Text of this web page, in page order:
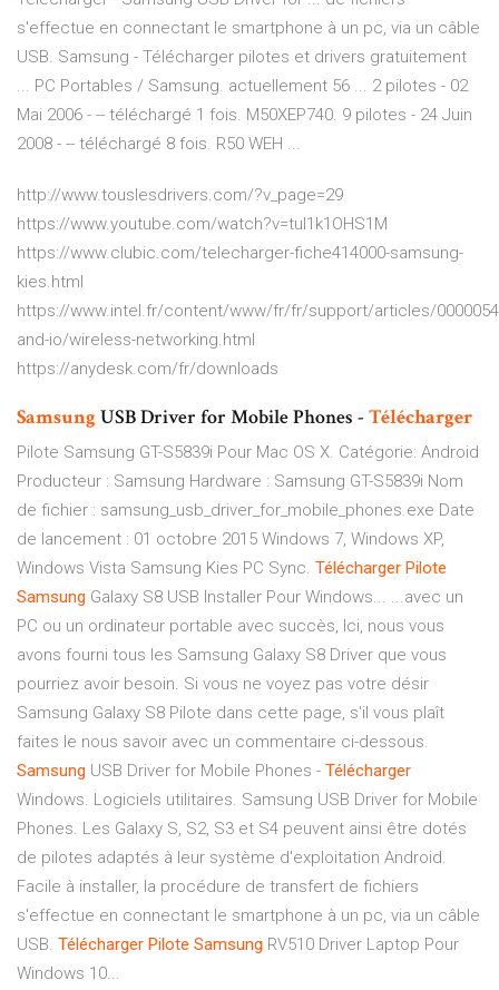
s'effectue en connectant le smartphone à un pc, via un câble
USB. Samsung - Télécharger pilotes et drivers gratuitement
... PC Portables / Samsung. actuellement 56 ... 2 pilotes - 02
Mai 2006 - -- téléchargé 1 fois. M50XEP740. 9 pilotes - 24 Juin
2008 - -- téléchargé 8 fois. R50 WEH ...
http://www.touslesdrivers.com/?v_page=29
https://www.youtube.com/watch?v=tul1k1OHS1M
https://www.clubic.com/telecharger-fiche414000-samsung-
kies.html
https://www.intel.fr/content/www/fr/fr/support/articles/
and-io/wireless-networking.html
https://anydesk.com/fr/downloads
Samsung USB Driver for Mobile Phones - Télécharger
Pilote Samsung GT-S5839i Pour Mac OS X. Catégorie: Android
Producteur : Samsung Hardware : Samsung GT-S5839i Nom
de fichier : samsung_usb_driver_for_mobile_phones.exe Date
de lancement : 01 octobre 2015 Windows 7, Windows XP,
Windows Vista Samsung Kies PC Sync. Télécharger Pilote
Samsung Galaxy S8 USB Installer Pour Windows... ...avec un
PC ou un ordinateur portable avec succès, Ici, nous vous
avons fourni tous les Samsung Galaxy S8 Driver que vous
pourriez avoir besoin. Si vous ne voyez pas votre désir
Samsung Galaxy S8 Pilote dans cette page, s'il vous plaît
faites le nous savoir avec un commentaire ci-dessous.
Samsung USB Driver for Mobile Phones - Télécharger
Windows. Logiciels utilitaires. Samsung USB Driver for Mobile
Phones. Les Galaxy S, S2, S3 et S4 peuvent ainsi être dotés
de pilotes adaptés à leur système d'exploitation Android.
Facile à installer, la procédure de transfert de fichiers
s'effectue en connectant le smartphone à un pc, via un câble
USB. Télécharger Pilote Samsung RV510 Driver Laptop Pour
Windows 10...